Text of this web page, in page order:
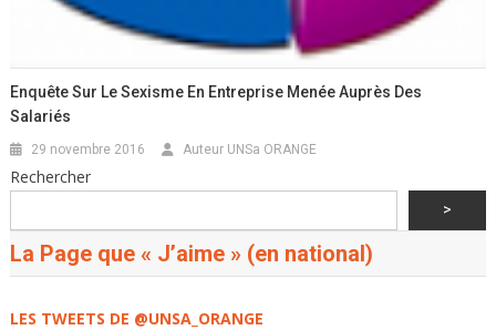
Enquête Sur Le Sexisme En Entreprise Menée Auprès Des
Salariés
29 novembre 2016 Auteur UNSa ORANGE
Rechercher
>
La Page que « J’aime » (en national)
LES TWEETS DE @UNSA_ORANGE